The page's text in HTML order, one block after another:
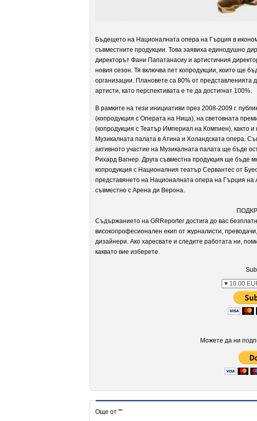
Бъдещето на Националната опера на Гърция в
съвместните продукции. Това заявиха единодушно
директорът Фани Папатанасиу и артистичния
новия сезон. Тя включва пет копродукции, които ще
организации. Плановете са 80% от представленията
артисти, като перспективата е те да достигнат 100%.
В рамките на тези инициативи през 2008-2009 г.
(копродукция с Операта на Ница), на световната
(копродукция с Театър Империал на Компиен), както
Музикалната палата в Атина и Холандската опера.
активното участие на Музикалната палата ще бъде
Рихард Вагнер. Друга съвместна продукция ще бъде
копродукция с Националния театър Сервантес от
представянето на Националната опера на Гърция на
съвместно с Арена ди Верона.
Съдържанието на GRReporter достига до вас
високопрофесионален екип от журналисти,
дизайнери. Ако харесвате и следите работата ни,
каквато вие изберете.
Можете да ни
Още от ""